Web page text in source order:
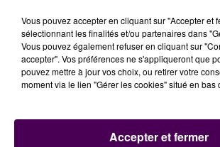
Vous pouvez accepter en cliquant sur "Accepter et
sélectionnant les finalités et/ou partenaires dans
Vous pouvez également refuser en cliquant sur
accepter". Vos préférences ne s'appliqueront que
pouvez mettre à jour vos choix, ou retirer votre
moment via le lien "Gérer les cookies" situé en bas
Accepter et fermer